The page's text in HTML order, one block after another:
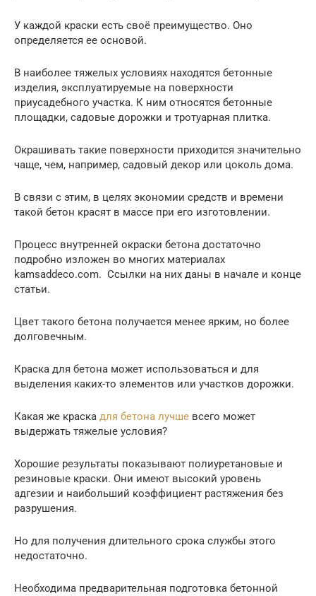
У каждой краски есть своё преимущество. Оно
определяется ее основой.
В наиболее тяжелых условиях находятся бетонные
изделия, эксплуатируемые на поверхности
приусадебного участка. К ним относятся бетонные
площадки, садовые дорожки и тротуарная плитка.
Окрашивать такие поверхности приходится значительно
чаще, чем, например, садовый декор или цоколь дома.
В связи с этим, в целях экономии средств и времени
такой бетон красят в массе при его изготовлении.
Процесс внутренней окраски бетона достаточно
подробно изложен во многих материалах
kamsaddeco.com. Ссылки на них даны в начале и конце
статьи.
Цвет такого бетона получается менее ярким, но более
долговечным.
Краска для бетона может использоваться и для
выделения каких-то элементов или участков дорожки.
Какая же краска для бетона лучше всего может
выдержать тяжелые условия?
Хорошие результаты показывают полиуретановые и
резиновые краски. Они имеют высокий уровень
адгезии и наибольший коэффициент растяжения без
разрушения.
Но для получения длительного срока службы этого
недостаточно.
Необходима предварительная подготовка бетонной